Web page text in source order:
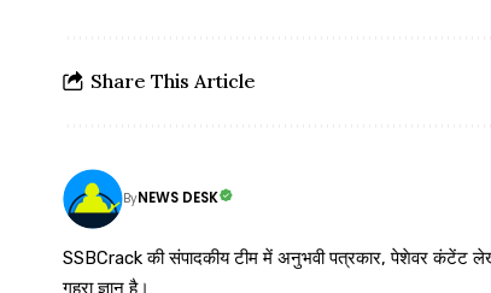
Share This Article
ByNEWS DESK
SSBCrack की संपादकीय टीम में अनुभवी पत्रकार, पेशेवर कंटेंट लेखक
गहरा ज्ञान है।